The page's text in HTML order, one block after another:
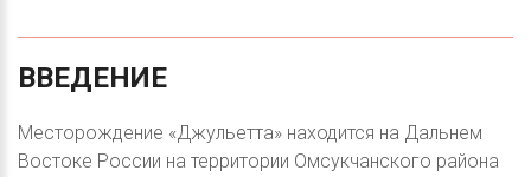
ВВЕДЕНИЕ
Месторождение «Джульетта» находится на Дальнем
Востоке России на территории Омсукчанского района